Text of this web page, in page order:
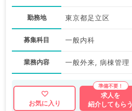
勤務地 東京都足立区
募集科目 一般内科
業務内容 一般外来, 病棟管理
お気に入り
求人を
紹介してもらう